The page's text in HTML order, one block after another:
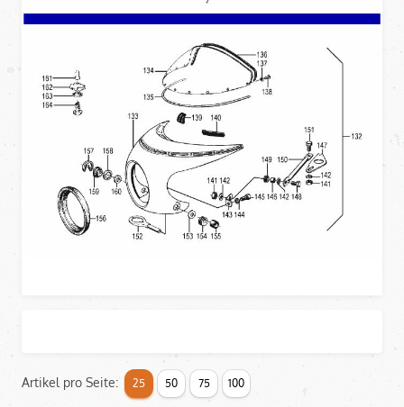
Artikel pro Seite: 25 50 75 100